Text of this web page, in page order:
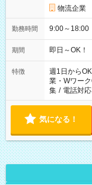
物流企業
勤務時間 9:00～18:00
期間 即日～OK！
特徴 週1日からOK
業・Wワー
集 / 電話対
気になる！